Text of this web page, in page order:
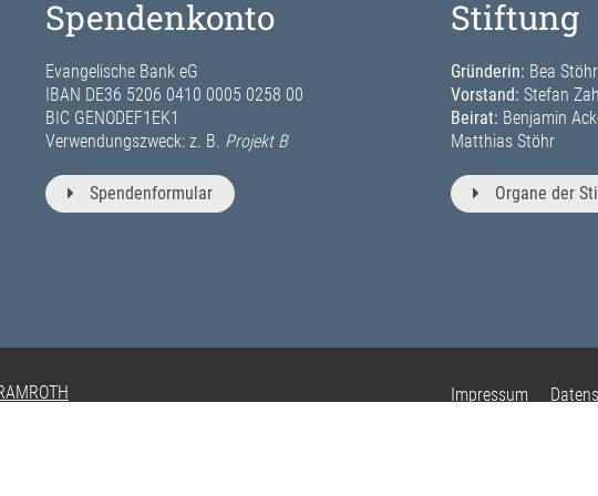
Spendenkonto
Evangelische Bank eG
IBAN DE36 5206 0410 0005 0258 00
BIC GENODEF1EK1
Verwendungszweck: z. B. Projekt B
Spendenformular
Stiftung
Gründerin: Bea Stöhr
Vorstand: Stefan
Beirat: Benjamin
Matthias Stöhr
Organe der
Impressum